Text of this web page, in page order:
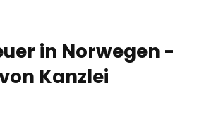
in Norwegen -
Kanzlei